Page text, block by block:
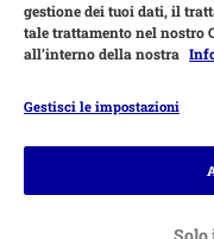
Modalità di
gestione dei tuoi dati, il
tale trattamento nel nostro
all’interno della nostra
Gestisci le impostazioni
Solo